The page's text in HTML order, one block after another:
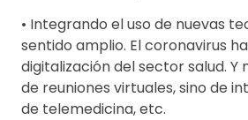
• Integrando el uso de nuevas
sentido amplio. El coronavirus
digitalización del sector salud. Y
de reuniones virtuales, sino de
de telemedicina, etc.